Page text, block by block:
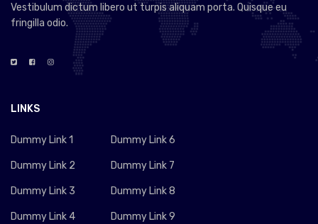
Vestibulum dictum libero ut turpis aliquam porta. Quisque eu
fringilla odio.
LINKS
Dummy Link 1
Dummy Link 2
Dummy Link 3
Dummy Link 4
Dummy Link 6
Dummy Link 7
Dummy Link 8
Dummy Link 9